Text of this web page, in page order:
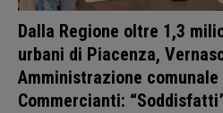
Dalla Regione oltre 1,3
urbani di Piacenza,
Amministrazione comunale
Commercianti: